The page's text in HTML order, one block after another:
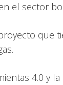
el sector
4.0 y